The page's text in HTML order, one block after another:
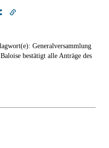
Generalversammlung
bestätigt alle Anträge des